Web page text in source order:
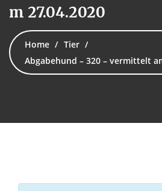
m 27.04.2020
Home
Tier
Abgabehund – 320 – vermittelt